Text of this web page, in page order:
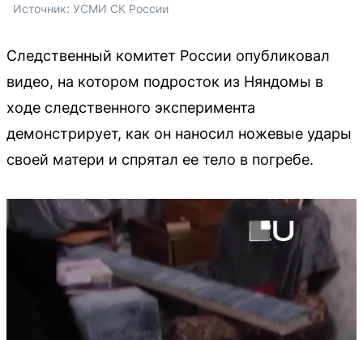
Источник: УСМИ СК России
Следственный комитет России опубликовал
видео, на котором подросток из Няндомы в
ходе следственного эксперимента
демонстрирует, как он наносил ножевые удары
своей матери и спрятал ее тело в погребе.